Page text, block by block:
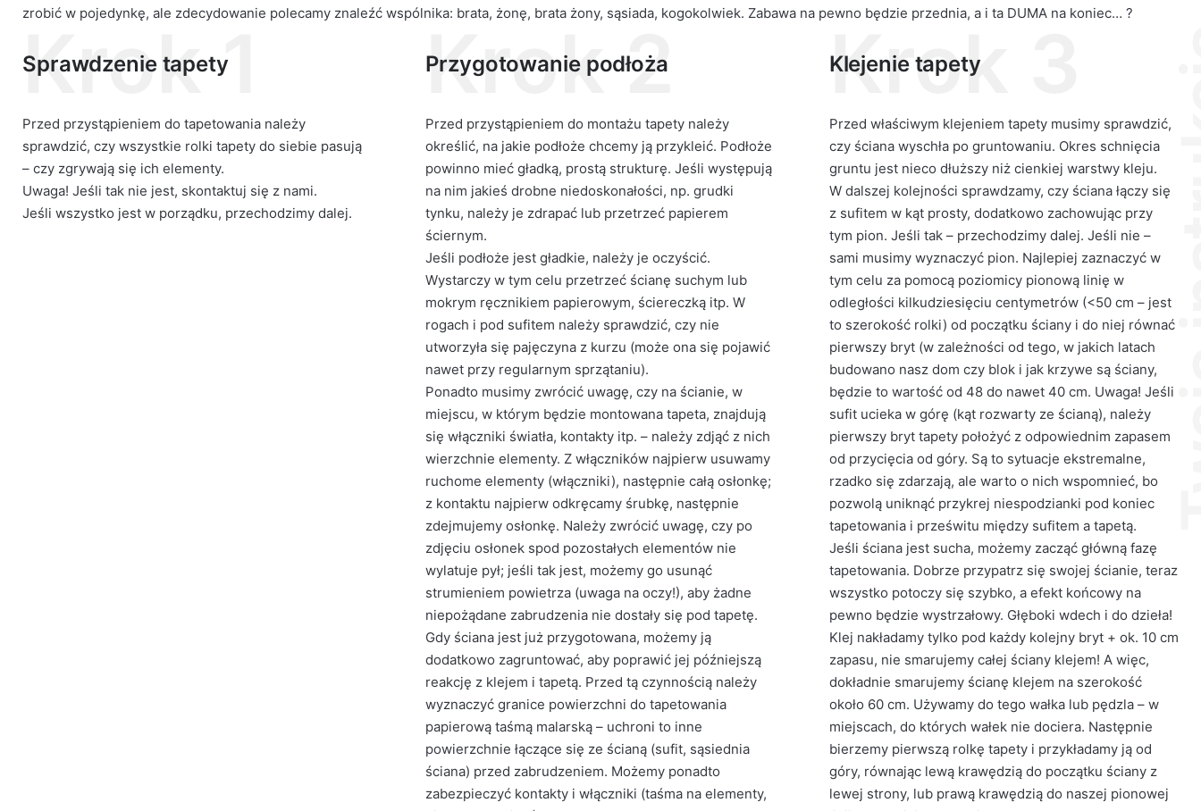
zrobić w pojedynkę, ale zdecydowanie polecamy znaleźć wspólnika: brata, żonę, brata żony, sąsiada, kogokolwiek. Zabawa na pewno będzie przednia, a i ta DUMA na koniec… ?
Krok 1
Sprawdzenie tapety
Przed przystąpieniem do tapetowania należy
sprawdzić, czy wszystkie rolki tapety do siebie pasują
– czy zgrywają się ich elementy.
Uwaga! Jeśli tak nie jest, skontaktuj się z nami.
Jeśli wszystko jest w porządku, przechodzimy dalej.
Krok 2
Przygotowanie podłoża
Przed przystąpieniem do montażu tapety należy
określić, na jakie podłoże chcemy ją przykleić. Podłoże
powinno mieć gładką, prostą strukturę. Jeśli występują
na nim jakieś drobne niedoskonałości, np. grudki
tynku, należy je zdrapać lub przetrzeć papierem
ściernym.
Jeśli podłoże jest gładkie, należy je oczyścić.
Wystarczy w tym celu przetrzeć ścianę suchym lub
mokrym ręcznikiem papierowym, ściereczką itp. W
rogach i pod sufitem należy sprawdzić, czy nie
utworzyła się pajęczyna z kurzu (może ona się pojawić
nawet przy regularnym sprzątaniu).
Ponadto musimy zwrócić uwagę, czy na ścianie, w
miejscu, w którym będzie montowana tapeta, znajdują
się włączniki światła, kontakty itp. – należy zdjąć z nich
wierzchnie elementy. Z włączników najpierw usuwamy
ruchome elementy (włączniki), następnie całą osłonkę;
z kontaktu najpierw odkręcamy śrubkę, następnie
zdejmujemy osłonkę. Należy zwrócić uwagę, czy po
zdjęciu osłonek spod pozostałych elementów nie
wylatuje pył; jeśli tak jest, możemy go usunąć
strumieniem powietrza (uwaga na oczy!), aby żadne
niepożądane zabrudzenia nie dostały się pod tapetę.
Gdy ściana jest już przygotowana, możemy ją
dodatkowo zagruntować, aby poprawić jej późniejszą
reakcję z klejem i tapetą. Przed tą czynnością należy
wyznaczyć granice powierzchni do tapetowania
papierową taśmą malarską – uchroni to inne
powierzchnie łączące się ze ścianą (sufit, sąsiednia
ściana) przed zabrudzeniem. Możemy ponadto
zabezpieczyć kontakty i włączniki (taśma na elementy,
Krok 3
Klejenie tapety
Przed właściwym klejeniem tapety musimy sprawdzić,
czy ściana wyschła po gruntowaniu. Okres schnięcia
gruntu jest nieco dłuższy niż cienkiej warstwy kleju.
W dalszej kolejności sprawdzamy, czy ściana łączy się
z sufitem w kąt prosty, dodatkowo zachowując przy
tym pion. Jeśli tak – przechodzimy dalej. Jeśli nie –
sami musimy wyznaczyć pion. Najlepiej zaznaczyć w
tym celu za pomocą poziomicy pionową linię w
odległości kilkudziesięciu centymetrów (<50 cm – jest
to szerokość rolki) od początku ściany i do niej równać
pierwszy bryt (w zależności od tego, w jakich latach
budowano nasz dom czy blok i jak krzywe są ściany,
będzie to wartość od 48 do nawet 40 cm. Uwaga! Jeśli
sufit ucieka w górę (kąt rozwarty ze ścianą), należy
pierwszy bryt tapety położyć z odpowiednim zapasem
od przycięcia od góry. Są to sytuacje ekstremalne,
rzadko się zdarzają, ale warto o nich wspomnieć, bo
pozwolą uniknąć przykrej niespodzianki pod koniec
tapetowania i prześwitu między sufitem a tapetą.
Jeśli ściana jest sucha, możemy zacząć główną fazę
tapetowania. Dobrze przypatrz się swojej ścianie, teraz
wszystko potoczy się szybko, a efekt końcowy na
pewno będzie wystrzałowy. Głęboki wdech i do dzieła!
Klej nakładamy tylko pod każdy kolejny bryt + ok. 10 cm
zapasu, nie smarujemy całej ściany klejem! A więc,
dokładnie smarujemy ścianę klejem na szerokość
około 60 cm. Używamy do tego wałka lub pędzla – w
miejscach, do których wałek nie dociera. Następnie
bierzemy pierwszą rolkę tapety i przykładamy ją od
góry, równając lewą krawędzią do początku ściany z
lewej strony, lub prawą krawędzią do naszej pionowej